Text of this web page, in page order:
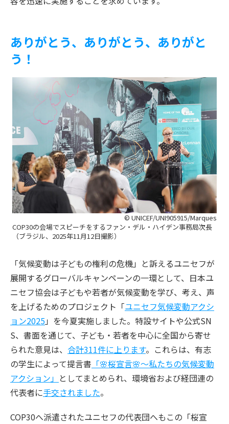
ありがとう、ありがとう、ありがと
う！
© UNICEF/UNI905915/Marques
COP30の会場でスピーチをするファン・デル・ハイデン事務局次長
（ブラジル、2025年11月12日撮影）
「気候変動は子どもの権利の危機」と訴えるユニセフが
展開するグローバルキャンペーンの一環として、日本ユ
ニセフ協会は子どもや若者が気候変動を学び、考え、声
を上げるためのプロジェクト「ユニセフ気候変動アクシ
ョン2025」を今夏実施しました。特設サイトや公式SN
S、書面を通じて、子ども・若者を中心に全国から寄せ
られた意見は、 合計311件に上ります。これらは、有志
の学生によって提言書 「🌸桜宣言🌸～私たちの気候変動
アクション」 としてまとめられ、環境省および経団連の
代表者に手交されました。
COP30へ派遣されたユニセフの代表団へもこの「桜宣